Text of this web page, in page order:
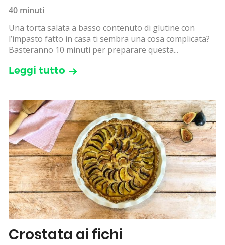
40 minuti
Una torta salata a basso contenuto di glutine con
l’impasto fatto in casa ti sembra una cosa complicata?
Basteranno 10 minuti per preparare questa...
Leggi tutto
Crostata ai fichi